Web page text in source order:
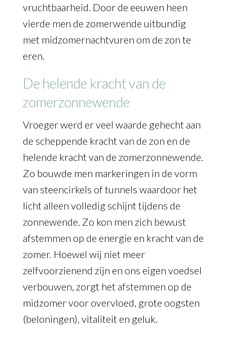
vruchtbaarheid. Door de eeuwen heen
vierde men de zomerwende uitbundig
met midzomernachtvuren om de zon te
eren.
De helende kracht van de
zomerzonnewende
Vroeger werd er veel waarde gehecht aan
de scheppende kracht van de zon en de
helende kracht van de zomerzonnewende.
Zo bouwde men markeringen in de vorm
van steencirkels of tunnels waardoor het
licht alleen volledig schijnt tijdens de
zonnewende. Zo kon men zich bewust
afstemmen op de energie en kracht van de
zomer. Hoewel wij niet meer
zelfvoorzienend zijn en ons eigen voedsel
verbouwen, zorgt het afstemmen op de
midzomer voor overvloed, grote oogsten
(beloningen), vitaliteit en geluk.